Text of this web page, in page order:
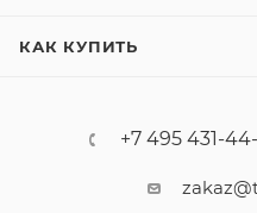
КАК КУПИТЬ
+7 495 431-